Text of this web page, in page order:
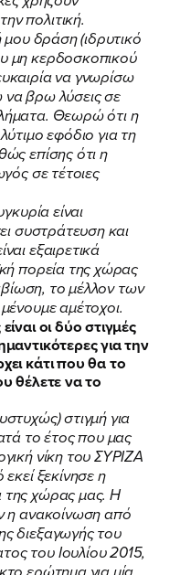
πολιτική.
μου δράση (ιδρυτικό
μη κερδοσκοπικού
να γνωρίσω
βρω λύσεις σε
Θεωρώ ότι η
εφόδιο για τη
επίσης ότι η
σε τέτοιες
είναι
συστράτευση και
εξαιρετικά
πορεία της χώρας
το μέλλον των
αμέτοχοι.
οι δύο στιγμές
για την
κάτι που θα το
θέλετε να το
στιγμή για
το έτος που μας
νίκη του ΣΥΡΙΖΑ
ξεκίνησε η
της χώρας μας. Η
η ανακοίνωση από
διεξαγωγής του
του Ιουλίου 2015,